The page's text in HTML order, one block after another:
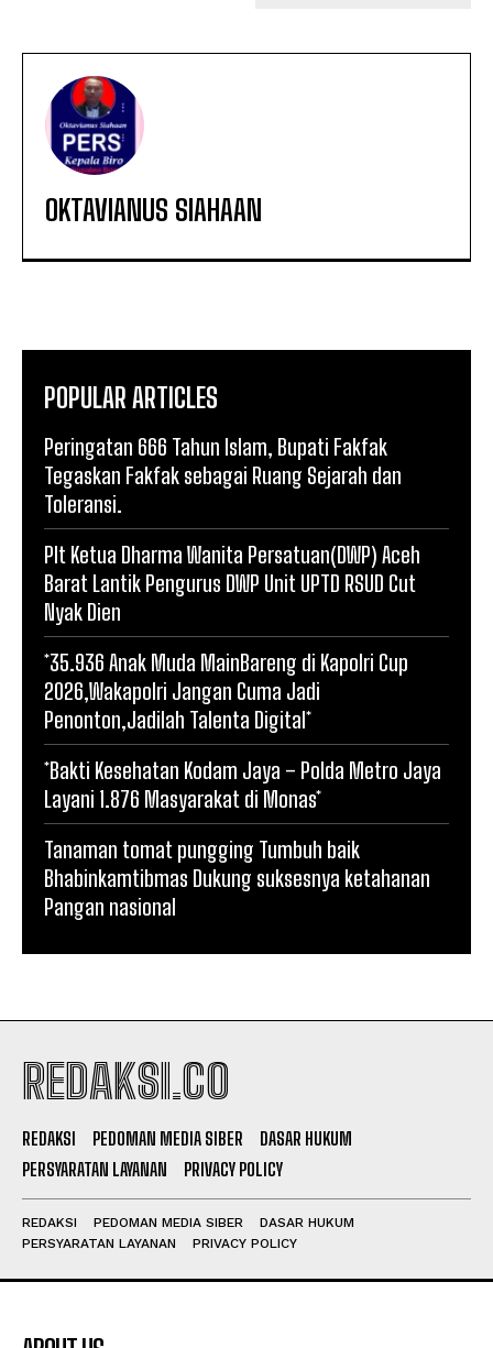
OKTAVIANUS SIAHAAN
POPULAR ARTICLES
Peringatan 666 Tahun Islam, Bupati Fakfak
Tegaskan Fakfak sebagai Ruang Sejarah dan
Toleransi.
Plt Ketua Dharma Wanita Persatuan(DWP) Aceh
Barat Lantik Pengurus DWP Unit UPTD RSUD Cut
Nyak Dien
*35.936 Anak Muda MainBareng di Kapolri Cup
2026,Wakapolri Jangan Cuma Jadi
Penonton,Jadilah Talenta Digital*
*Bakti Kesehatan Kodam Jaya – Polda Metro Jaya
Layani 1.876 Masyarakat di Monas*
Tanaman tomat pungging Tumbuh baik
Bhabinkamtibmas Dukung suksesnya ketahanan
Pangan nasional
REDAKSI.CO
REDAKSI PEDOMAN MEDIA SIBER
DASAR HUKUM
PERSYARATAN LAYANAN
PRIVACY POLICY
REDAKSI PEDOMAN MEDIA SIBER
DASAR HUKUM
PERSYARATAN LAYANAN
PRIVACY POLICY